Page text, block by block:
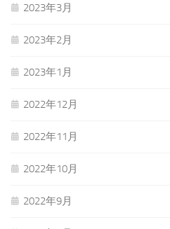
2023年3月
2023年2月
2023年1月
2022年12月
2022年11月
2022年10月
2022年9月